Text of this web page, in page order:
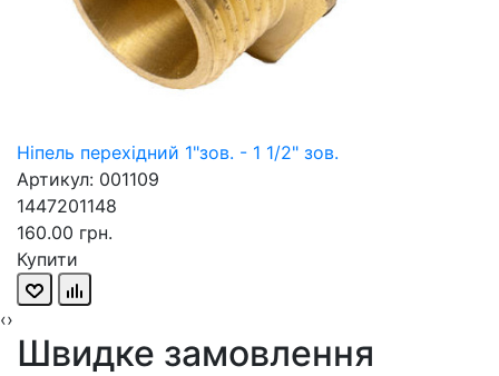
Ніпель перехідний 1"зов. - 1 1/2" зов.
Артикул: 001109
1447201148
160.00 грн.
Купити
‹›
Швидке замовлення